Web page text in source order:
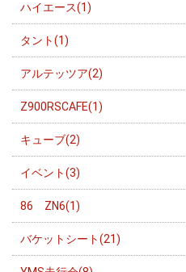
ハイエース(1)
タント(1)
アルテッツア(2)
Z900RSCAFE(1)
キューブ(2)
イベント(3)
86 ZN6(1)
バケットシート(21)